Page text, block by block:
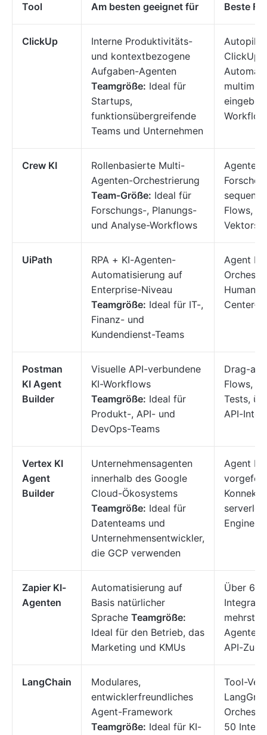
Tool Am besten geeignet für Beste
ClickUp
Interne Produktivitäts-
und kontextbezogene
Aufgaben-Agenten
Teamgröße: Ideal für
Startups,
funktionsübergreifende
Teams und Unternehmen
ClickUp
Crew KI
Rollenbasierte Multi-
Agenten-Orchestrierung
Team-Größe: Ideal für
Forschungs-, Planungs-
und Analyse-Workflows
Flows,
UiPath
RPA + KI-Agenten-
Automatisierung auf
Enterprise-Niveau
Teamgröße: Ideal für IT-,
Finanz- und
Kundendienst-Teams
Agent
Human-
Center-
Postman
KI Agent
Builder
Visuelle API-verbundene
KI-Workflows
Teamgröße: Ideal für
Produkt-, API- und
DevOps-Teams
Drag-
Flows,
Tests,
API-
Vertex KI
Agent
Builder
Unternehmensagenten
innerhalb des Google
Cloud-Ökosystems
Teamgröße: Ideal für
Datenteams und
Unternehmensentwickler,
die GCP verwenden
Agent
Engine
Zapier KI-
Agenten
Automatisierung auf
Basis natürlicher
Sprache Teamgröße:
Ideal für den Betrieb, das
Marketing und KMUs
Über
API-
LangChain
Modulares,
entwicklerfreundliches
Agent-Framework
Teamgröße: Ideal für KI-
Tool-
50